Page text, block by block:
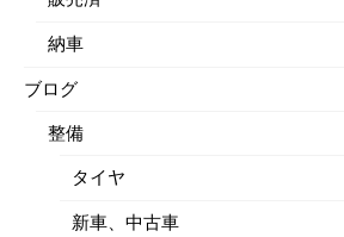
納車
ブログ
整備
タイヤ
新車、中古車